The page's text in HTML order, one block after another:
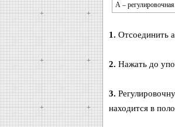
А – регулировочная
1. Отсоединить
2. Нажать до
3.
находится в